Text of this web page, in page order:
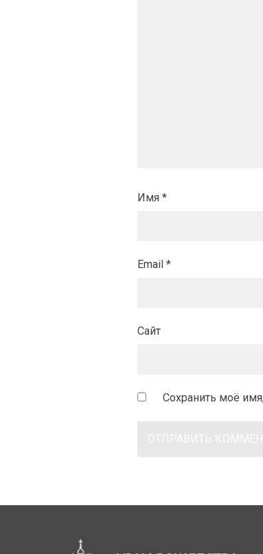
Имя *
Email *
Сайт
Сохранить моё